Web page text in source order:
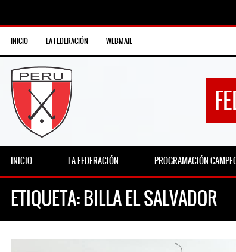
INICIO LA FEDERACIÓN WEBMAIL
INICIO LA FEDERACIÓN PROGRAMACIÓN
ETIQUETA:BILLA EL SALVADOR